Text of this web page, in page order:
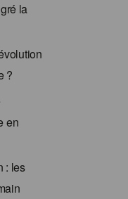
la
?
en
: les